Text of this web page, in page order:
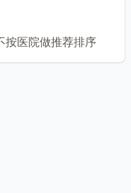
按医院做推荐排序